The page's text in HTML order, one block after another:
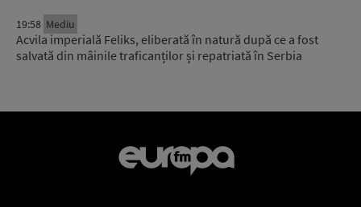
19:58 Mediu
Acvila imperială Feliks, eliberată în natură după ce a fost
salvată din mâinile traficanților și repatriată în Serbia